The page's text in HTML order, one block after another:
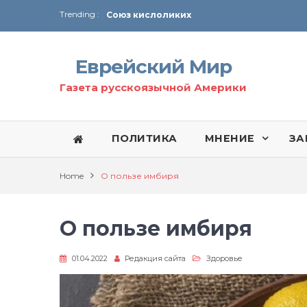
Trending :
Соглашение США с Ираном
Технология Революции в Иране
От Ирана до Ливана и Газы
Еврейский Мир
Газета русскоязычной Америки
ПОЛИТИКА МНЕНИЕ
Home О пользе имбиря
О пользе имбиря
01.04.2022 Редакция сайта Здоровье